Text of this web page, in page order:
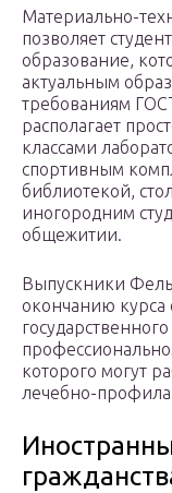
Материально-
позволяет
образование,
актуальным
требованиям
располагает
классами
спортивным
библиотекой,
иногородним
общежитии.
Выпускники
окончанию курса
которого могут
лечебно-